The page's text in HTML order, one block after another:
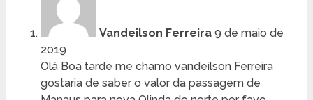
Vandeilson Ferreira 9 de maio de
2019
Olá Boa tarde me chamo vandeilson Ferreira
gostaria de saber o valor da passagem de